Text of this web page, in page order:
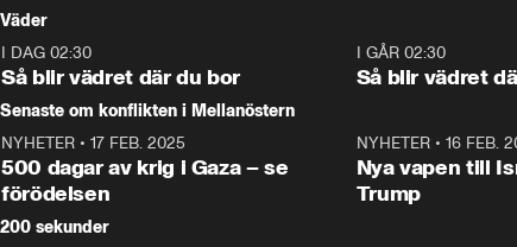
tonårsutvisningarna och hur
Moderaterna ska locka
väljare till valet i höst.
Väder
I DAG 02:30
Så blir vädret där du bor
I GÅR 02:30
Så blir vädret
Senaste om konflikten i Mellanöstern
NYHETER • 17 FEB. 2025
500 dagar av krig i Gaza – se
förödelsen
NYHETER• 16 FEB.
Nya vapen till
Trump
200 sekunder